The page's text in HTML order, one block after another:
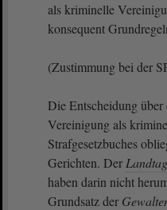
als kriminelle
konsequent
(Zustimmung bei der
Die Entscheidung
Vereinigung als
Strafgesetzbuches
Gerichten. Der Landtag
haben darin nicht
Grundsatz der